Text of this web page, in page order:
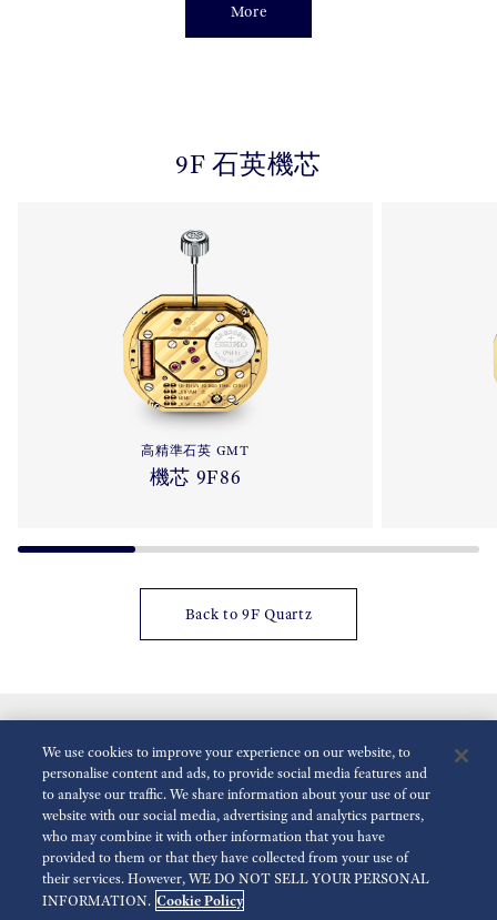
More
9F 石英機芯
高精準石英 GMT
機芯 9F86
Back to 9F Quartz
減少動畫
傳媒查詢 使用條款 隱私政策
We use cookies to improve your experience on our website, to
personalise content and ads, to provide social media features and
to analyse our traffic. We share information about your use of our
website with our social media, advertising and analytics partners,
who may combine it with other information that you have
provided to them or that they have collected from your use of
their services. However, WE DO NOT SELL YOUR PERSONAL
INFORMATION. Cookie Policy